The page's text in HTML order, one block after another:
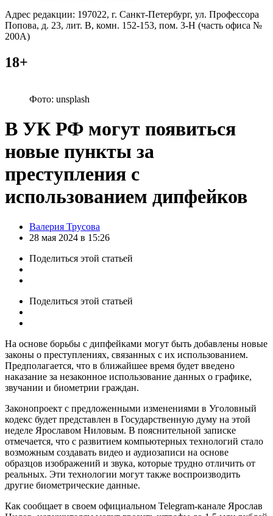
Адрес редакции: 197022, г. Санкт-Петербург, ул. Профессора
Попова, д. 23, лит. В, комн. 152-153, пом. 3-Н (часть офиса №
200А)
18+
Фото: unsplash
В УК РФ могут появиться
новые пункты за
преступления с
использованием дипфейков
Posted
by
Валерия Трусова
28 мая 2024 в 15:26
Поделиться этой статьей
Поделиться этой статьей
На основе борьбы с дипфейками могут быть добавлены новые
законы о преступлениях, связанных с их использованием.
Предполагается, что в ближайшее время будет введено
наказание за незаконное использование данных о графике,
звучании и биометрии граждан.
Законопроект с предложенными изменениями в Уголовный
кодекс будет представлен в Государственную думу на этой
неделе Ярославом Ниловым. В пояснительной записке
отмечается, что с развитием компьютерных технологий стало
возможным создавать видео и аудиозаписи на основе
образцов изображений и звука, которые трудно отличить от
реальных. Эти технологии могут также воспроизводить
другие биометрические данные.
Как сообщает в своем официальном Telegram-канале Ярослав